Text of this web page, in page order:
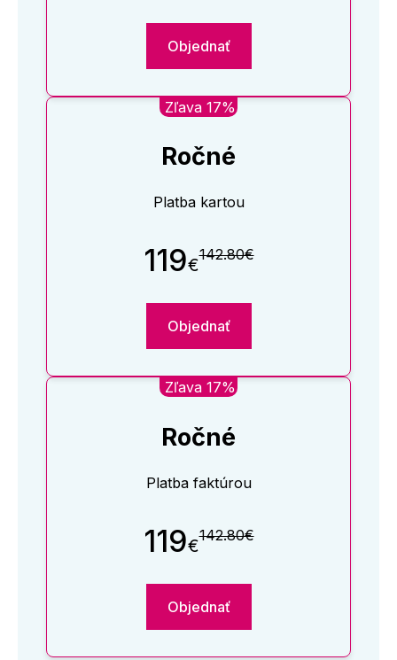
Objednať
Zľava 17%
Ročné
Platba kartou
119€142.80€
Objednať
Zľava 17%
Ročné
Platba faktúrou
119€142.80€
Objednať